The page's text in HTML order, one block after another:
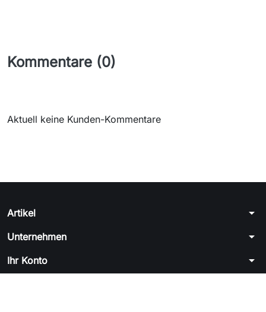
Kommentare (0)
Aktuell keine Kunden-Kommentare
Artikel arrow_drop_down
Unternehmen arrow_drop_down
Ihr Konto arrow_drop_down